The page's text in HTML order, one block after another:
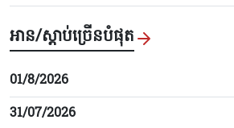
អាន/ស្តាប់ច្រើនបំផុត
01/8/2026
31/07/2026